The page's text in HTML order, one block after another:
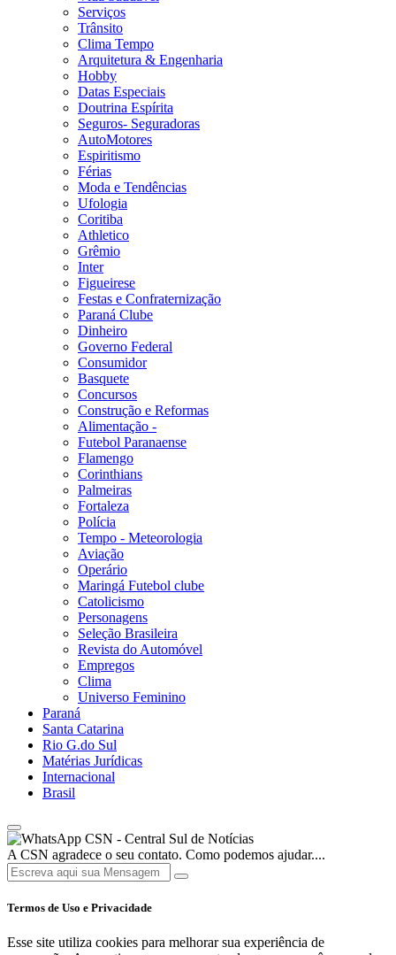
Serviços
Trânsito
Clima Tempo
Arquitetura & Engenharia
Hobby
Datas Especiais
Doutrina Espírita
Seguros- Seguradoras
AutoMotores
Espiritismo
Férias
Moda e Tendências
Ufologia
Coritiba
Athletico
Grêmio
Inter
Figueirese
Festas e Confraternização
Paraná Clube
Dinheiro
Governo Federal
Consumidor
Basquete
Concursos
Construção e Reformas
Alimentação -
Futebol Paranaense
Flamengo
Corinthians
Palmeiras
Fortaleza
Polícia
Tempo - Meteorologia
Aviação
Operário
Maringá Futebol clube
Catolicismo
Personagens
Seleção Brasileira
Revista do Automóvel
Empregos
Clima
Universo Feminino
Paraná
Santa Catarina
Rio G.do Sul
Matérias Jurídicas
Internacional
Brasil
CSN - Central Sul de Notícias
A CSN agradece o seu contato. Como podemos ajudar....
Termos de Uso e Privacidade
Esse site utiliza cookies para melhorar sua experiência de